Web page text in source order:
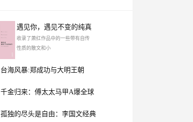
遇见你，遇见不变的纯真
收录了萧红作品中的一些带有自传
性质的散文和小
台海风暴:郑成功与大明王朝
千金归来：傅太太马甲A爆全球
孤独的尽头是自由：李国文经典